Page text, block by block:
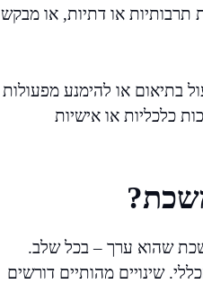
תרבותיות או דתיות, או מבקש
בתיאום או להימנע מפעולות
כלכליות או אישיות
שהוא ערך – בכל שלב.
שינויים מהותיים דורשים